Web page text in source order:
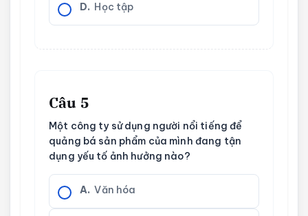
D. Học tập
Câu 5
Một công ty sử dụng người nổi tiếng để
quảng bá sản phẩm của mình đang tận
dụng yếu tố ảnh hưởng nào?
A. Văn hóa